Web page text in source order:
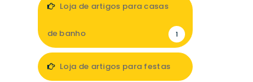
Loja de artigos para casas
de banho 1
Loja de artigos para festas